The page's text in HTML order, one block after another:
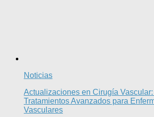
Noticias
Actualizaciones en Cirugía
Tratamientos Avanzados para
Vasculares